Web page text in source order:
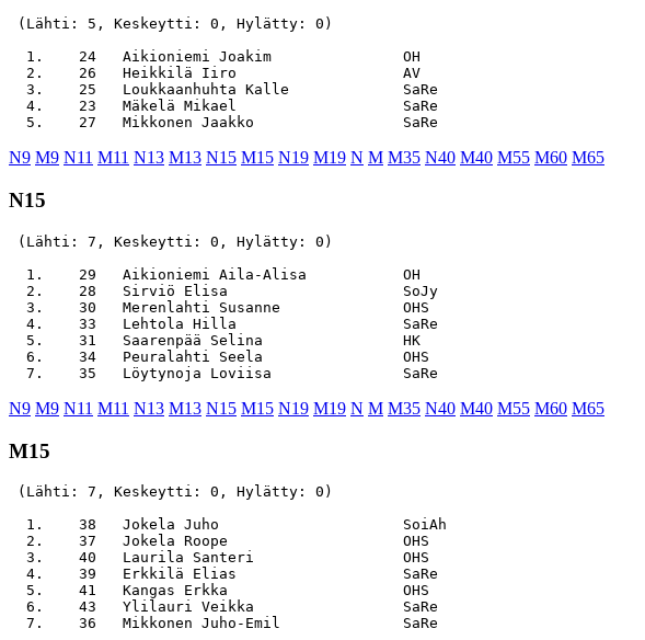
(Lähti: 5, Keskeytti: 0, Hylätty: 0)
1.    24   Aikioniemi Joakim               OH
2.    26   Heikkilä Iiro                   AV
3.    25   Loukkaanhuhta Kalle             SaRe
4.    23   Mäkelä Mikael                   SaRe
N9 M9 N11 M11 N13 M13 N15 M15 N19 M19 N M M35 N40 M40 M55 M60 M65
N15
(Lähti: 7, Keskeytti: 0, Hylätty: 0)
1.    29   Aikioniemi Aila-Alisa           OH
2.    28   Sirviö Elisa                    SoJy
3.    30   Merenlahti Susanne              OHS
4.    33   Lehtola Hilla                   SaRe
5.    31   Saarenpää Selina                HK
6.    34   Peuralahti Seela                OHS
N9 M9 N11 M11 N13 M13 N15 M15 N19 M19 N M M35 N40 M40 M55 M60 M65
M15
(Lähti: 7, Keskeytti: 0, Hylätty: 0)
1.    38   Jokela Juho                     SoiAh
2.    37   Jokela Roope                    OHS
3.    40   Laurila Santeri                 OHS
4.    39   Erkkilä Elias                   SaRe
5.    41   Kangas Erkka                    OHS
6.    43   Ylilauri Veikka                 SaRe